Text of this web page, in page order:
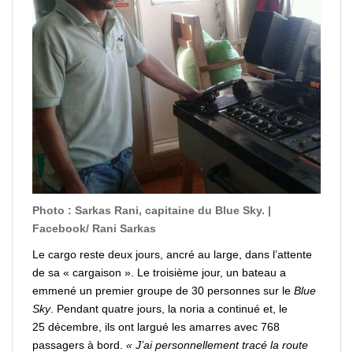
Photo : Sarkas Rani, capitaine du Blue Sky. |
Facebook/ Rani Sarkas
Le cargo reste deux jours, ancré au large, dans l’attente
de sa « cargaison ». Le troisième jour, un bateau a
emmené un premier groupe de 30 personnes sur le Blue
Sky. Pendant quatre jours, la noria a continué et, le
25 décembre, ils ont largué les amarres avec 768
passagers à bord. « J’ai personnellement tracé la route